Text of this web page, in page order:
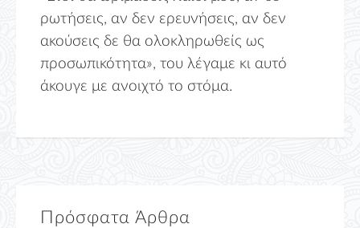
ρωτήσεις, αν δεν ερευνήσεις, αν δεν
ακούσεις δε θα ολοκληρωθείς ως
προσωπικότητα», του λέγαμε κι αυτό
άκουγε με ανοιχτό το στόμα.
Πρόσφατα Άρθρα